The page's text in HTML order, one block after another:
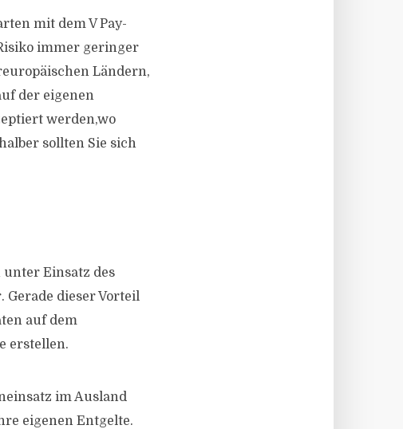
mit dem V Pay-
immer geringer
Ländern,
der eigenen
werden,wo
sollten Sie sich
Einsatz des
dieser Vorteil
auf dem
erstellen.
im Ausland
eigenen Entgelte.